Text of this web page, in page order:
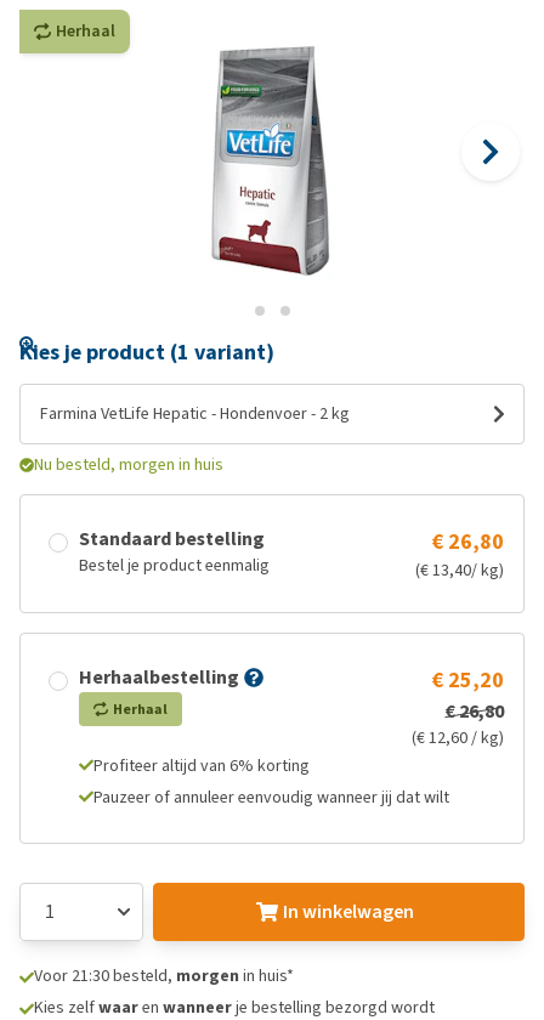
Herhaal
Kies je product (1 variant)
Farmina VetLife Hepatic - Hondenvoer - 2 kg
Nu besteld, morgen in huis
Standaard bestelling
Bestel je product eenmalig
€ 26,80
(€ 13,40/ kg)
Herhaalbestelling
Herhaal
€ 25,20
€ 26,80
(€ 12,60 / kg)
Profiteer altijd van 6% korting
Pauzeer of annuleer eenvoudig wanneer jij dat wilt
In winkelwagen
Voor 21:30 besteld, morgen in huis*
Kies zelfwaaren wanneerje bestelling bezorgd wordt